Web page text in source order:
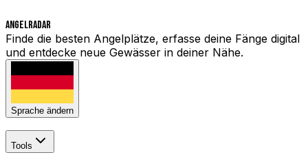
Angelradar
Finde die besten Angelplätze, erfasse deine Fänge digital
und entdecke neue Gewässer in deiner Nähe.
Sprache ändern
Tools